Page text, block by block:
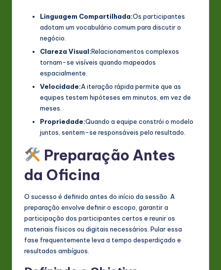
Linguagem Compartilhada:Os participantes
adotam um vocabulário comum para discutir o
negócio.
Clareza Visual:Relacionamentos complexos
tornam-se visíveis quando mapeados
espacialmente.
Velocidade:A iteração rápida permite que as
equipes testem hipóteses em minutos, em vez de
meses.
Propriedade:Quando a equipe constrói o modelo
juntos, sentem-se responsáveis pelo resultado.
Preparação Antes
da Oficina
O sucesso é definido antes do início da sessão. A
preparação envolve definir o escopo, garantir a
participação dos participantes certos e reunir os
materiais físicos ou digitais necessários. Pular essa
fase frequentemente leva a tempo desperdiçado e
resultados ambíguos.